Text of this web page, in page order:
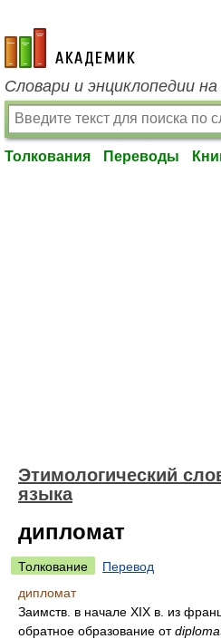
academic.ru
Словари и энциклопедии
Толкования Переводы
Этимологический
языка
дипломат
Толкование
Перевод
дипломат
Заимств. в начале XIX в. из
обратное образование от